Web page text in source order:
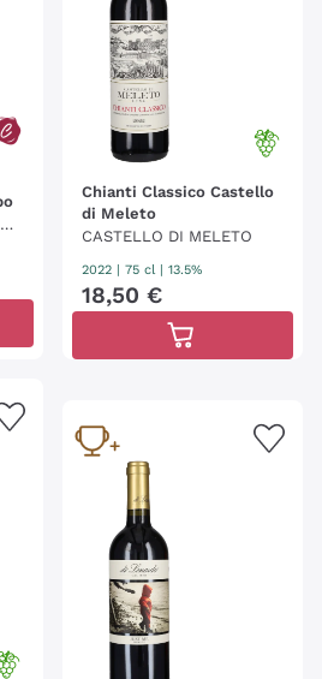
Chianti Classico Castello
di Meleto
CASTELLO DI MELETO
2022 75 cl | 13.5%
18,50 €